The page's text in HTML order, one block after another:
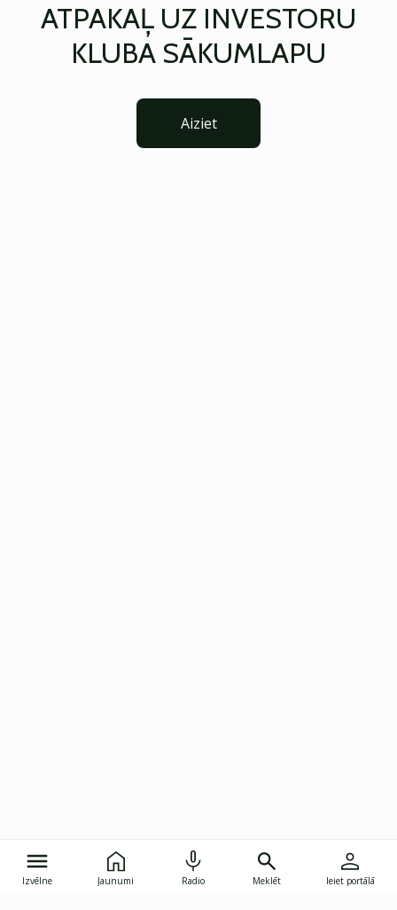
ATPAKAĻ UZ INVESTORU
KLUBA SĀKUMLAPU
Aiziet
Izvēlne Jaunumi Radio Meklēt Ieiet portālā